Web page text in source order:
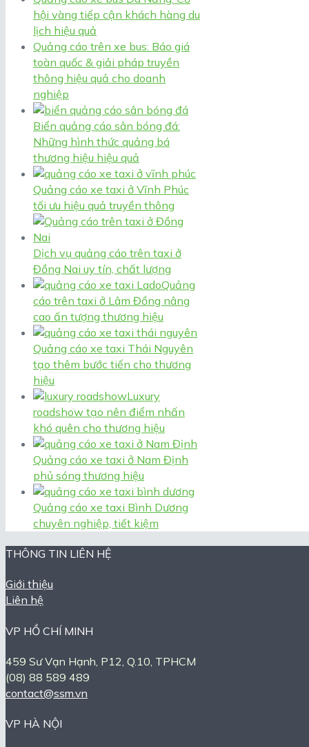
hội vàng tiếp cận khách hàng du
lịch hiệu quả
Quảng cáo trên xe bus: Báo giá
toàn quốc & giải pháp truyền
thông hiệu quả cho doanh
nghiệp
Biển quảng cáo sân bóng đá:
Những hình thức quảng bá
thương hiệu hiệu quả
Quảng cáo xe taxi ở Vĩnh Phúc
tối ưu hiệu quả truyền thông
Dịch vụ quảng cáo trên taxi ở
Đồng Nai uy tín, chất lượng
Quảng
cáo trên taxi ở Lâm Đồng nâng
cao ấn tượng thương hiệu
Quảng cáo xe taxi Thái Nguyên
tạo thêm bước tiến cho thương
hiệu
Luxury
roadshow tạo nên điểm nhấn
khó quên cho thương hiệu
Quảng cáo xe taxi ở Nam Định
phủ sóng thương hiệu
Quảng cáo xe taxi Bình Dương
chuyên nghiệp, tiết kiệm
THÔNG TIN LIÊN HỆ
Giới thiệu
Liên hệ
VP HỒ CHÍ MINH
459 Sư Vạn Hạnh, P12, Q.10, TPHCM
(08) 88 589 489
contact@ssm.vn
VP HÀ NỘI